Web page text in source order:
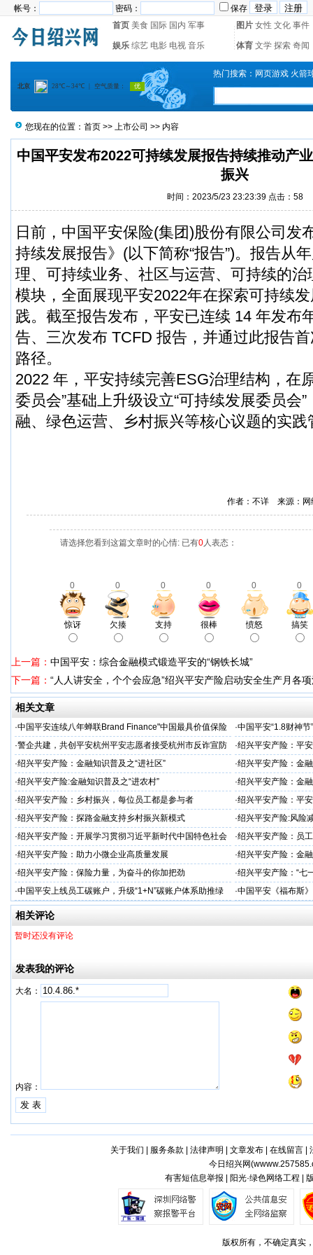
帐号： 密码：
保存
首页 美食 国际 国内 军事 图片 女性 文化 事件
娱乐 综艺 电影 电视 音乐 体育 文学 探索 奇闻
热门搜索： 网页游戏 火箭
您现在的位置： 首页 >> 上市公司 >> 内容
中国平安发布2022可持续发展报告持续推动产
振兴
时间：2023/5/23 23:23:39 点击： 58
日前，中国平安保险(集团)股份有限公司发
持续发展报告》(以下简称“报告”)。报告从
理、可持续业务、社区与运营、可持续的
模块，全面展现平安2022年在探索可持续
践。截至报告发布，平安已连续 14 年发布
告、三次发布 TCFD 报告，并通过此报告
路径。
2022 年，平安持续完善ESG治理结构，在
委员会”基础上升级设立“可持续发展委员会
融、绿色运营、乡村振兴等核心议题的实践
作者：不详 来源：
请选择您看到这篇文章时的心情: 已有0人表态：
0 0 0 0 0 0
惊讶 欠揍 支持 很棒 愤怒 搞笑
上一篇： 中国平安：综合金融模式锻造平安的“钢铁长城”
下一篇： “人人讲安全，个个会应急”绍兴平安产险启动安全生产月各
相关文章
·中国平安连续八年蝉联Brand Finance"中国最具价值保险
品牌"
·中国平安“1.8财神
户体验
·警企共建，共创平安杭州平安志愿者接受杭州市反诈宣防
人才专项培训
·绍兴平安产险：平
·绍兴平安产险：金融知识普及之“进社区” ·绍兴平安产险：金
·绍兴平安产险:金融知识普及之“进农村” ·绍兴平安产险：金
·绍兴平安产险：乡村振兴，每位员工都是参与者 ·绍兴平安产险：平
护航绿色储能产业创
·绍兴平安产险：探路金融支持乡村振兴新模式 ·绍兴平安产险:风险
·绍兴平安产险：开展学习贯彻习近平新时代中国特色社会
主义思想主题教育
·绍兴平安产险：员
·绍兴平安产险：助力小微企业高质量发展 ·绍兴平安产险：金
·绍兴平安产险：保险力量，为奋斗的你加把劲 ·绍兴平安产险：“七
·中国平安上线员工碳账户，升级“1+N”碳账户体系助推绿
色发展
·中国平安《福布斯
相关评论
暂时还没有评论
发表我的评论
大名：
内容：
关于我们 服务条款 法律声明 文章发布| 在线留言|
今日绍兴网(
有害短信息举报 | 阳光·绿色网络工程 |
版权所有，不确定真实